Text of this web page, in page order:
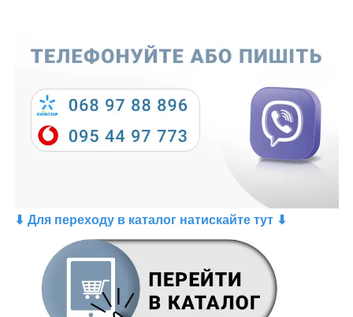
⬇ Для переходу в каталог натискайте тут ⬇